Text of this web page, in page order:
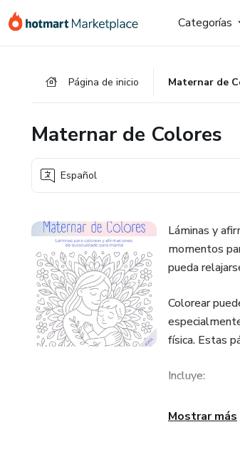
Categorías
Página de inicio Maternar de
Maternar de Colores
Español
Láminas y
momentos
pueda
Colorear
física. Estas
Incluye:
• 30 láminas
Mostrar más